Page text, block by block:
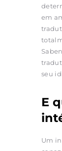
em
seu
E
Um